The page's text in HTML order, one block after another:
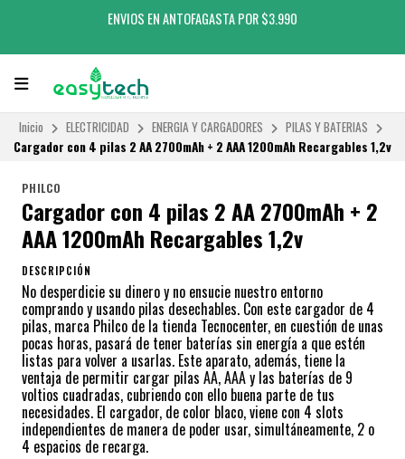
ENVIOS EN ANTOFAGASTA POR $3.990
Inicio ELECTRICIDAD ENERGIA Y CARGADORES
PILAS Y BATERIAS
Cargador con 4 pilas 2 AA 2700mAh + 2 AAA 1200mAh Recargables 1,2v
PHILCO
Cargador con 4 pilas 2 AA 2700mAh + 2
AAA 1200mAh Recargables 1,2v
DESCRIPCIÓN
No desperdicie su dinero y no ensucie nuestro entorno
comprando y usando pilas desechables. Con este cargador de 4
pilas, marca Philco de la tienda Tecnocenter, en cuestión de unas
pocas horas, pasará de tener baterías sin energía a que estén
listas para volver a usarlas. Este aparato, además, tiene la
ventaja de permitir cargar pilas AA, AAA y las baterías de 9
voltios cuadradas, cubriendo con ello buena parte de tus
necesidades. El cargador, de color blaco, viene con 4 slots
independientes de manera de poder usar, simultáneamente, 2 o
4 espacios de recarga.